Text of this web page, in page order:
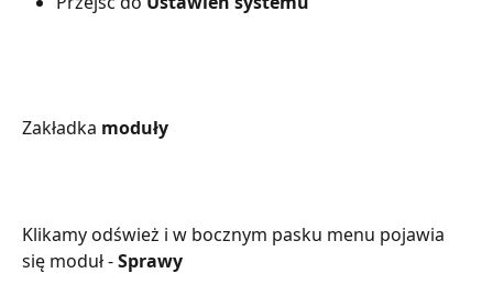
Zakładka moduły
Klikamy odśwież i w bocznym pasku menu pojawia
się moduł - Sprawy